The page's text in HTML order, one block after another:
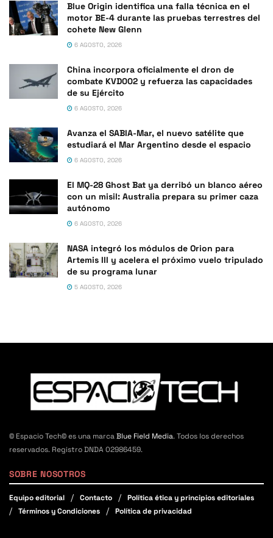
Blue Origin identifica una falla técnica en el
motor BE-4 durante las pruebas terrestres del
cohete New Glenn
6 AGOSTO, 2026
China incorpora oficialmente el dron de
combate KVD002 y refuerza las capacidades
de su Ejército
6 AGOSTO, 2026
Avanza el SABIA-Mar, el nuevo satélite que
estudiará el Mar Argentino desde el espacio
6 AGOSTO, 2026
El MQ-28 Ghost Bat ya derribó un blanco aéreo
con un misil: Australia prepara su primer caza
autónomo
6 AGOSTO, 2026
NASA integró los módulos de Orion para
Artemis III y acelera el próximo vuelo tripulado
de su programa lunar
5 AGOSTO, 2026
© Espacio Tech© es una marcaBlue Field Media. Todos los derechos
reservados. Registro DNDA 02986459.
SOBRE NOSOTROS
Equipo editorial Contacto
Política ética y principios editoriales
Términos y Condiciones
Política de privacidad